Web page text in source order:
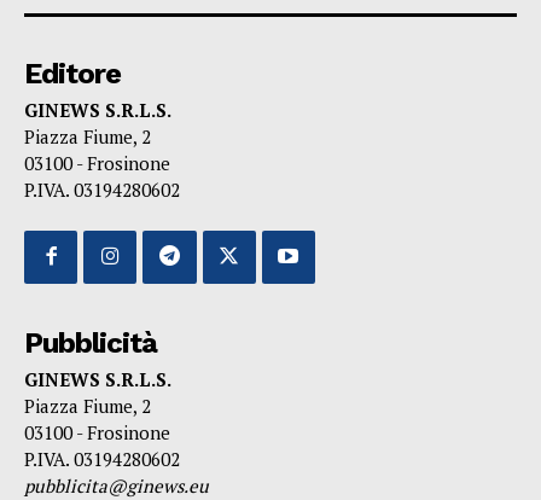
Editore
GINEWS S.R.L.S.
Piazza Fiume, 2
03100 - Frosinone
P.IVA. 03194280602
Pubblicità
GINEWS S.R.L.S.
Piazza Fiume, 2
03100 - Frosinone
P.IVA. 03194280602
pubblicita@ginews.eu